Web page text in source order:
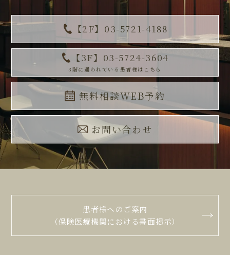
【2F】03-5721-4188
【3F】03-5724-3604
3階に通われている患者様はこちら
無料相談WEB予約
お問い合わせ
患者様へのご案内
（保険医療機関における書面掲示）